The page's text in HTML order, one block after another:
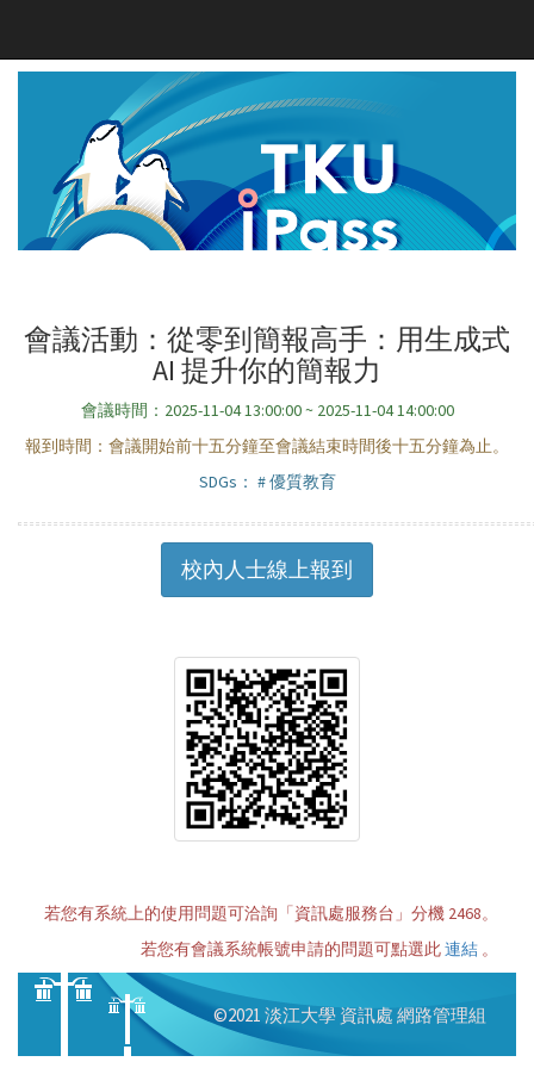
會議活動：從零到簡報高手：用生成式
AI 提升你的簡報力
會議時間：2025-11-04 13:00:00 ~ 2025-11-04 14:00:00
報到時間：會議開始前十五分鐘至會議結束時間後十五分鐘為止。
SDGs： # 優質教育
校內人士線上報到
若您有系統上的使用問題可洽詢「資訊處服務台」分機 2468。
若您有會議系統帳號申請的問題可點選此連結 。
©2021 淡江大學 資訊處 網路管理組